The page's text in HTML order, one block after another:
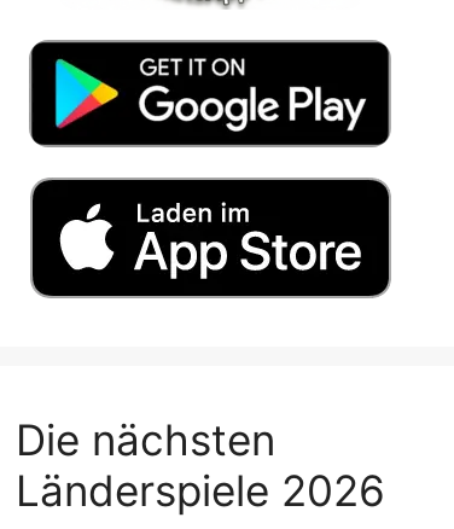
Die nächsten
Länderspiele 2026